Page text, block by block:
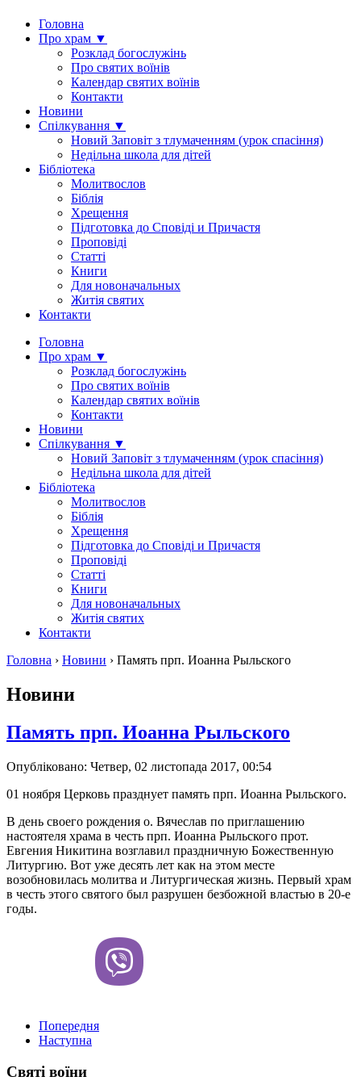
Головна
Про храм ▼
Розклад богослужінь
Про святих воїнів
Календар святих воїнів
Контакти
Новини
Спілкування ▼
Новий Заповіт з тлумаченням (урок спасіння)
Недільна школа для дітей
Бібліотека
Молитвослов
Біблія
Хрещення
Підготовка до Сповіді и Причастя
Проповіді
Статті
Книги
Для новоначальных
Житія святих
Контакти
Головна
Про храм ▼
Розклад богослужінь
Про святих воїнів
Календар святих воїнів
Контакти
Новини
Спілкування ▼
Новий Заповіт з тлумаченням (урок спасіння)
Недільна школа для дітей
Бібліотека
Молитвослов
Біблія
Хрещення
Підготовка до Сповіді и Причастя
Проповіді
Статті
Книги
Для новоначальных
Житія святих
Контакти
Головна › Новини › Память прп. Иоанна Рыльского
Новини
Память прп. Иоанна Рыльского
Опубліковано: Четвер, 02 листопада 2017, 00:54
01 ноября Церковь празднует память прп. Иоанна Рыльского.
В день своего рождения о. Вячеслав по приглашению
настоятеля храма в честь прп. Иоанна Рыльского прот.
Евгения Никитина возглавил праздничную Божественную
Литургию. Вот уже десять лет как на этом месте
возобновилась молитва и Литургическая жизнь. Первый храм
в честь этого святого был разрушен безбожной властью в 20-е
годы.
Попередня
Наступна
Святі воїни